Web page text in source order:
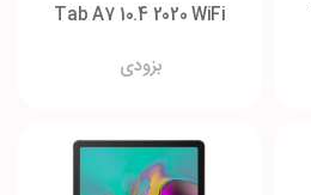
Tab A7 10.4 2020 WiFi
بزودی